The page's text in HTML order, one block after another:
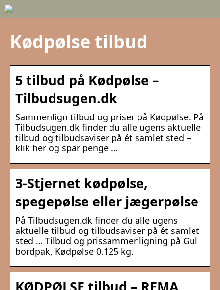
Kødpølse tilbud
5 tilbud på Kødpølse –
Tilbudsugen.dk
Sammenlign tilbud og priser på Kødpølse. På
Tilbudsugen.dk finder du alle ugens aktuelle
tilbud og tilbudsaviser på ét samlet sted –
klik her og spar penge …
3-Stjernet kødpølse,
spegepølse eller jægerpølse
På Tilbudsugen.dk finder du alle ugens
aktuelle tilbud og tilbudsaviser på ét samlet
sted … Tilbud og prissammenligning på Gul
bordpak, Kødpølse 0.125 kg.